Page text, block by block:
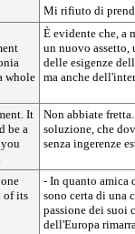
Mi rifiuto di
whole
È evidente che, a
un nuovo assetto,
delle esigenze
ma anche
It
be a
Non abbiate
soluzione, che
senza ingerenze
of its
- In quanto amica
sono certa di una
passione dei
dell'Europa